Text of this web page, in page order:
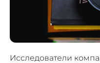
Исследователи